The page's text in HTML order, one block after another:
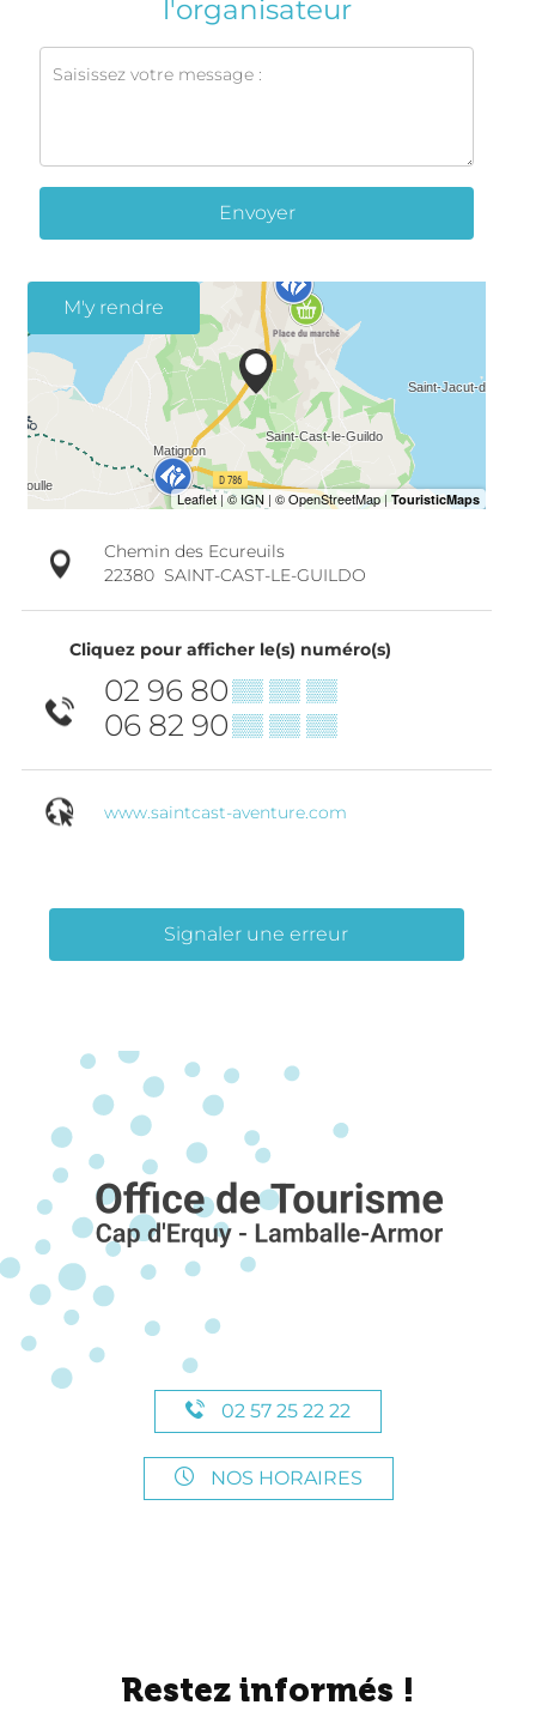
l'organisateur
Envoyer
M'y rendre
Chemin des Ecureuils
22380 SAINT-CAST-LE-GUILDO
Cliquez pour afficher le(s) numéro(s)
02 96 80▒▒ ▒▒ ▒▒
06 82 90▒▒ ▒▒ ▒▒
www.saintcast-aventure.com
Signaler une erreur
02 57 25 22 22
NOS HORAIRES
Restez informés !